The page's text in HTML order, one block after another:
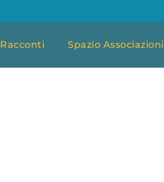
Racconti Spazio Associazioni